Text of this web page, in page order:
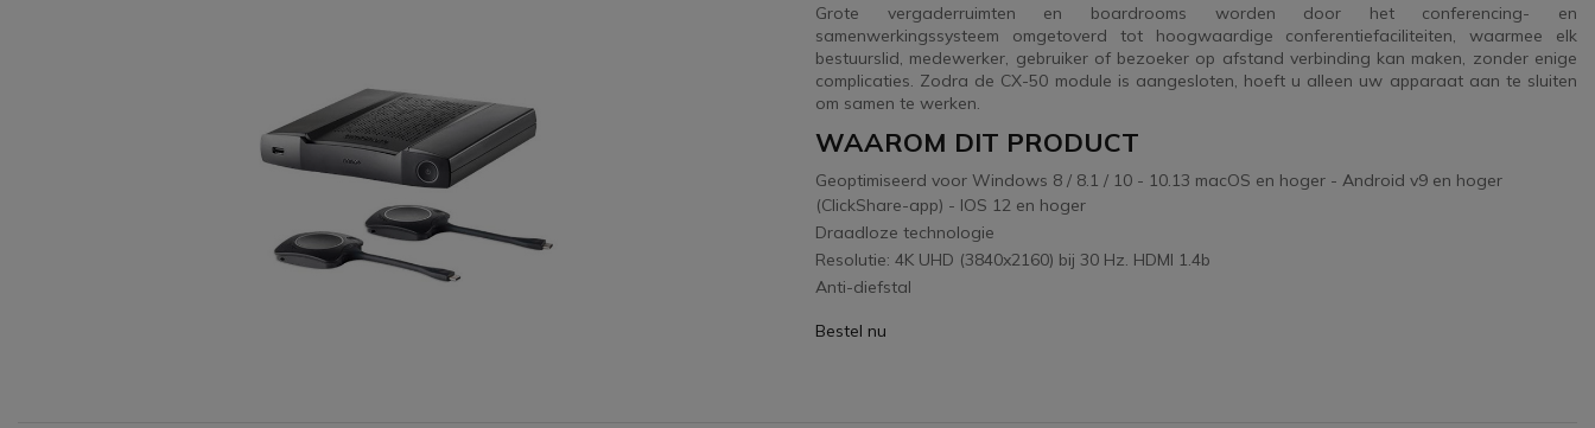
Grote vergaderruimten en boardrooms worden door het conferencing- en
samenwerkingssysteem omgetoverd tot hoogwaardige conferentiefaciliteiten, waarmee elk
bestuurslid, medewerker, gebruiker of bezoeker op afstand verbinding kan maken, zonder enige
complicaties. Zodra de CX-50 module is aangesloten, hoeft u alleen uw apparaat aan te sluiten
om samen te werken.
WAAROM DIT PRODUCT
Geoptimiseerd voor Windows 8 / 8.1 / 10 - 10.13 macOS en hoger - Android v9 en hoger
(ClickShare-app) - IOS 12 en hoger
Draadloze technologie
Resolutie: 4K UHD (3840x2160) bij 30 Hz. HDMI 1.4b
Anti-diefstal
Bestel nu